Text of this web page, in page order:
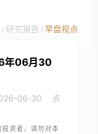
/ 研究报告 / 早盘视点
年06月30
06-30
点
资者，请勿对本